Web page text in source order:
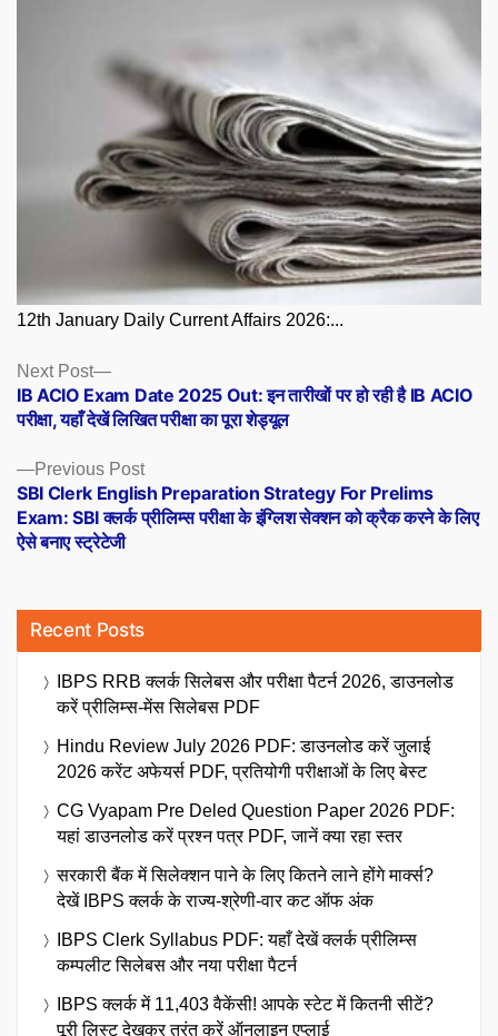
12th January Daily Current Affairs 2026:...
Posts
navigation
Previous PostPrevious
post:
SBI Clerk English Preparation Strategy For Prelims
Exam: SBI क्लर्क प्रीलिम्स परीक्षा के इंग्लिश सेक्शन को क्रैक करने के लिए
ऐसे बनाए स्ट्रेटेजी
Next Post
Next
post:
IB ACIO Exam Date 2025 Out: इन तारीखों पर हो रही है IB ACIO
परीक्षा, यहाँ देखें लिखित परीक्षा का पूरा शेड्यूल
Recent Posts
IBPS RRB क्लर्क सिलेबस और परीक्षा पैटर्न 2026, डाउनलोड
करें प्रीलिम्स-मेंस सिलेबस PDF
Hindu Review July 2026 PDF: डाउनलोड करें जुलाई
2026 करेंट अफेयर्स PDF, प्रतियोगी परीक्षाओं के लिए बेस्ट
CG Vyapam Pre Deled Question Paper 2026 PDF:
यहां डाउनलोड करें प्रश्न पत्र PDF, जानें क्या रहा स्तर
सरकारी बैंक में सिलेक्शन पाने के लिए कितने लाने होंगे मार्क्स?
देखें IBPS क्लर्क के राज्य-श्रेणी-वार कट ऑफ अंक
IBPS Clerk Syllabus PDF: यहाँ देखें क्लर्क प्रीलिम्स
कम्पलीट सिलेबस और नया परीक्षा पैटर्न
IBPS क्लर्क में 11,403 वैकेंसी! आपके स्टेट में कितनी सीटें?
पूरी लिस्ट देखकर तुरंत करें ऑनलाइन एप्लाई